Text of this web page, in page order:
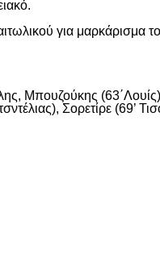
για μαρκάρισμα
Μπουζούκης
Σορετίρε (69’